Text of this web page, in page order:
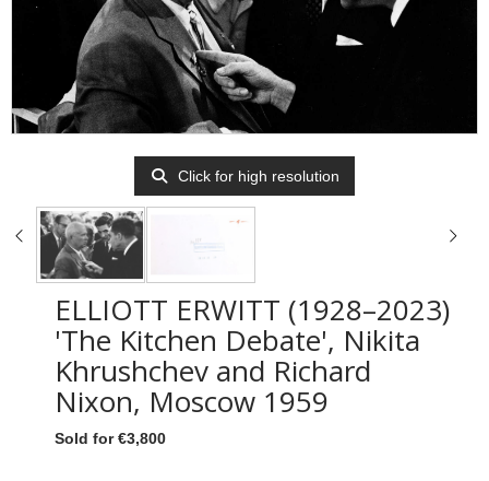
Click for high resolution
ELLIOTT ERWITT (1928–2023)
'The Kitchen Debate', Nikita
Khrushchev and Richard
Nixon, Moscow 1959
Sold for €3,800